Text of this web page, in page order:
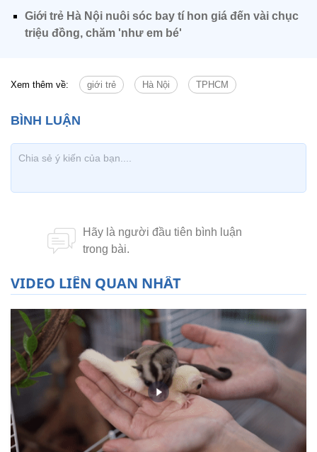
Giới trẻ Hà Nội nuôi sóc bay tí hon giá đến vài chục
triệu đồng, chăm 'như em bé'
Xem thêm về: giới trẻ Hà Nội TPHCM
VIDEO LIÊN QUAN NHẤT